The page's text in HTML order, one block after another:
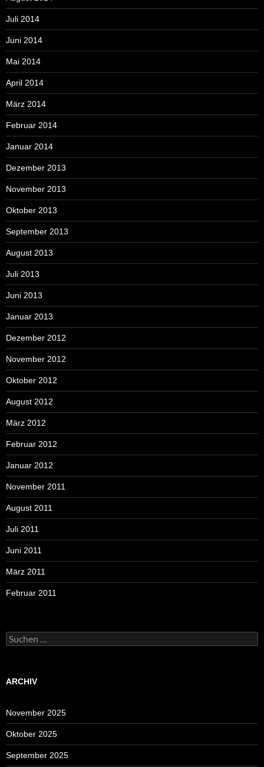
Juli 2014
Juni 2014
Mai 2014
April 2014
März 2014
Februar 2014
Januar 2014
Dezember 2013
November 2013
Oktober 2013
September 2013
August 2013
Juli 2013
Juni 2013
Januar 2013
Dezember 2012
November 2012
Oktober 2012
August 2012
März 2012
Februar 2012
Januar 2012
November 2011
August 2011
Juli 2011
Juni 2011
März 2011
Februar 2011
Suchen
nach:
ARCHIV
November 2025
Oktober 2025
September 2025